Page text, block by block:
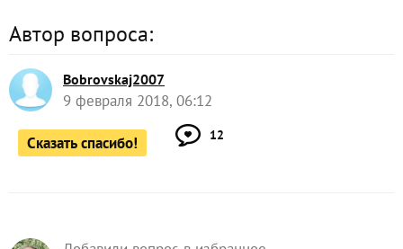
Автор вопроса:
Bobrovskaj2007
9 февраля 2018, 06:12
Сказать спасибо! 12